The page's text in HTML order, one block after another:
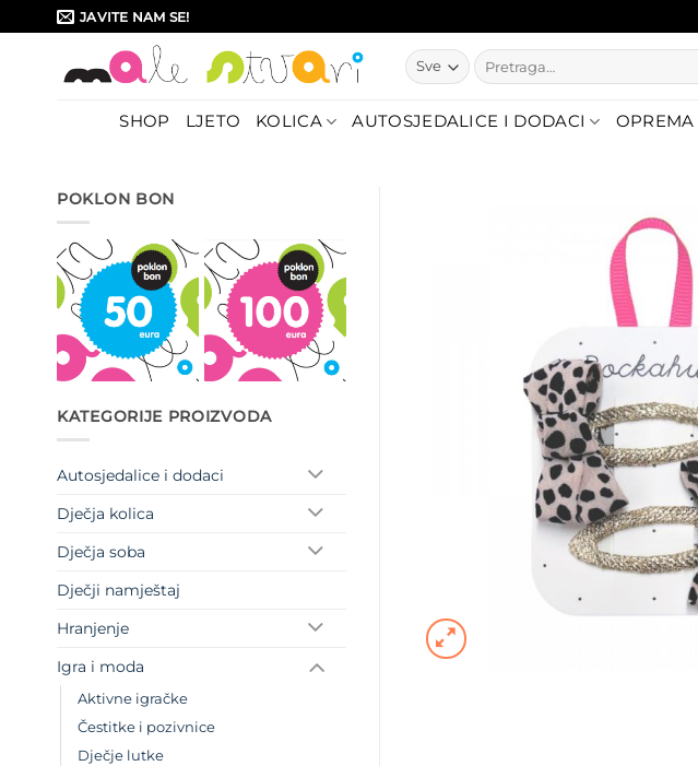
to
JAVITE NAM SE!
Pretraži:
SHOP LJETO KOLICA AUTOSJEDALICE I DODACI OPREMA
POKLON BON
KATEGORIJE PROIZVODA
Autosjedalice i dodaci
Dječja kolica
Dječja soba
Dječji namještaj
Hranjenje
Igra i moda
Aktivne igračke
Čestitke i pozivnice
Dječje lutke